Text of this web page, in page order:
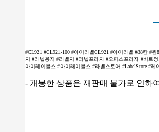
#CL921 #CL921-100 #아이라벨CL921 #아이라벨 #88칸 #
지 #라벨용지 #라벨지 #라벨프라자 #오피스프라자 #비트
아이레이블스 #아이래이블스 #라벨스토어 #LabelStore #레
- 개봉한 상품은 재판매 불가로 인하